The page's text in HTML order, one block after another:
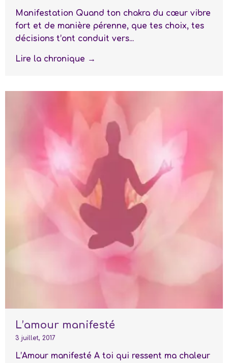
Manifestation Quand ton chakra du cœur vibre
fort et de manière pérenne, que tes choix, tes
décisions t’ont conduit vers...
Lire la chronique →
L’amour manifesté
3 juillet, 2017
L’Amour manifesté A toi qui ressent ma chaleur